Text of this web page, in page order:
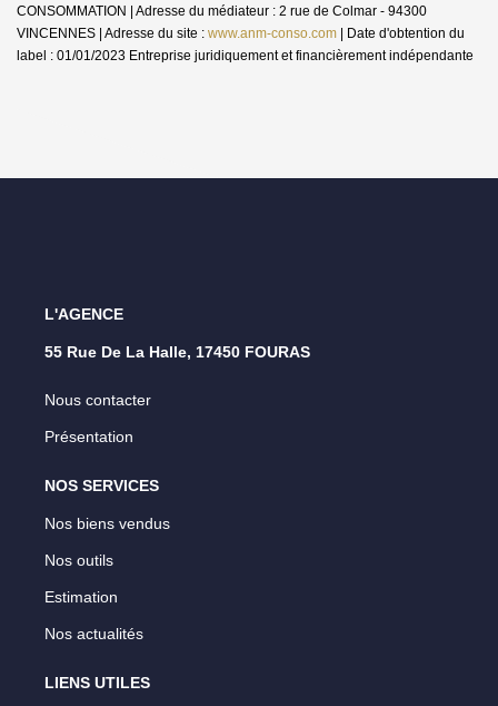
CONSOMMATION | Adresse du médiateur : 2 rue de Colmar - 94300
VINCENNES | Adresse du site : www.anm-conso.com | Date d'obtention du
label : 01/01/2023 Entreprise juridiquement et financièrement indépendante
L'AGENCE
55 Rue De La Halle, 17450 FOURAS
Nous contacter
Présentation
NOS SERVICES
Nos biens vendus
Nos outils
Estimation
Nos actualités
LIENS UTILES